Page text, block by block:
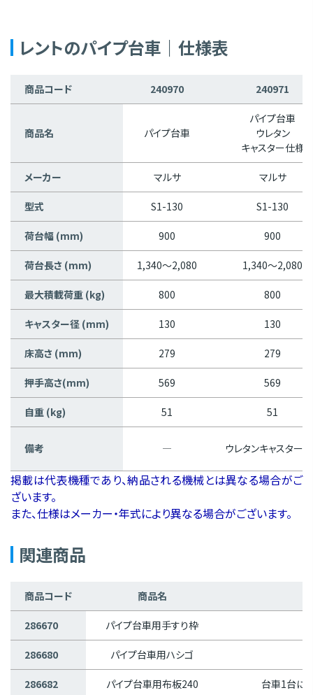
レントのパイプ台車｜仕様表
商品コード 240970 240971
商品名 パイプ台車
パイプ台車
ウレタン
キャスター仕様
メーカー マルサ マルサ
型式 S1-130 S1-130
荷台幅 (mm) 900 900
荷台長さ (mm) 1,340～2,080 1,340～2,080
最大積載荷重 (kg) 800 800
キャスター径 (mm) 130 130
床高さ (mm) 279 279
押手高さ(mm) 569 569
自重 (kg) 51 51
備考 ― ウレタンキャスター(
掲載は代表機種であり、納品される機械とは異なる場合がご
ざいます。
また、仕様はメーカー・年式により異なる場合がございます。
関連商品
商品コード 商品名
286670 パイプ台車用手すり枠
286680 パイプ台車用ハシゴ
286682 パイプ台車用布板240 台車1台に